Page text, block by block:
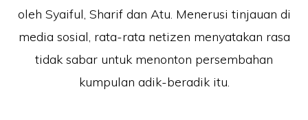
oleh Syaiful, Sharif dan Atu. Menerusi tinjauan di
media sosial, rata-rata netizen menyatakan rasa
tidak sabar untuk menonton persembahan
kumpulan adik-beradik itu.